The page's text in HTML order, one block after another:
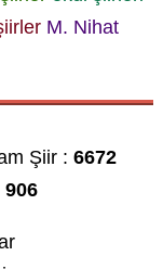
M. Nihat
Şiir :6672
906